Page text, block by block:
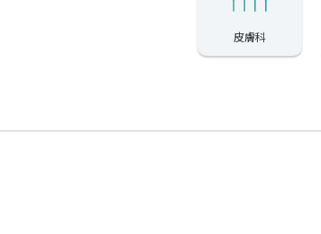
皮膚科